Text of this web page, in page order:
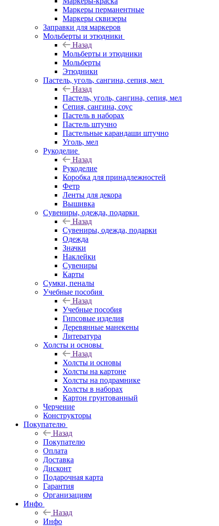
Маркеры перманентные
Маркеры сквизеры
Заправки для маркеров
Мольберты и этюдники
Назад
Мольберты и этюдники
Мольберты
Этюдники
Пастель, уголь, сангина, сепия, мел
Назад
Пастель, уголь, сангина, сепия, мел
Сепия, сангина, соус
Пастель в наборах
Пастель штучно
Пастельные карандаши штучно
Уголь, мел
Рукоделие
Назад
Рукоделие
Коробка для принадлежностей
Фетр
Ленты для декора
Вышивка
Сувениры, одежда, подарки
Назад
Сувениры, одежда, подарки
Одежда
Значки
Наклейки
Сувениры
Карты
Сумки, пеналы
Учебные пособия
Назад
Учебные пособия
Гипсовые изделия
Деревянные манекены
Литература
Холсты и основы
Назад
Холсты и основы
Холсты на картоне
Холсты на подрамнике
Холсты в наборах
Картон грунтованный
Черчение
Конструкторы
Покупателю
Назад
Покупателю
Оплата
Доставка
Дисконт
Подарочная карта
Гарантия
Организациям
Инфо
Назад
Инфо